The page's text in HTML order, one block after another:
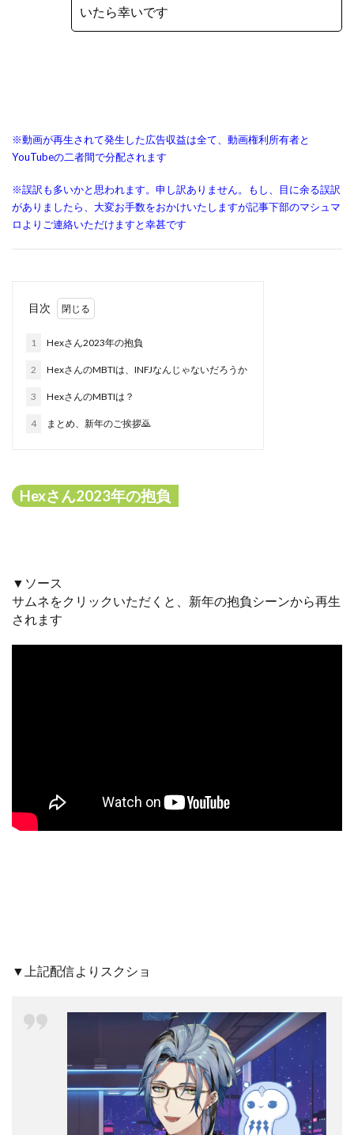
いたら幸いです
※動画が再生されて発生した広告収益は全て、動画権利所有者と
YouTubeの二者間で分配されます
※誤訳も多いかと思われます。申し訳ありません。もし、目に余る誤訳
がありましたら、大変お手数をおかけいたしますが記事下部のマシュマ
ロよりご連絡いただけますと幸甚です
目次
1 Hexさん2023年の抱負
2 HexさんのMBTIは、INFJなんじゃないだろうか
3 HexさんのMBTIは？
4 まとめ、新年のご挨拶🙇
Hexさん2023年の抱負
▼ソース
サムネをクリックいただくと、新年の抱負シーンから再生
されます
▼上記配信よりスクショ